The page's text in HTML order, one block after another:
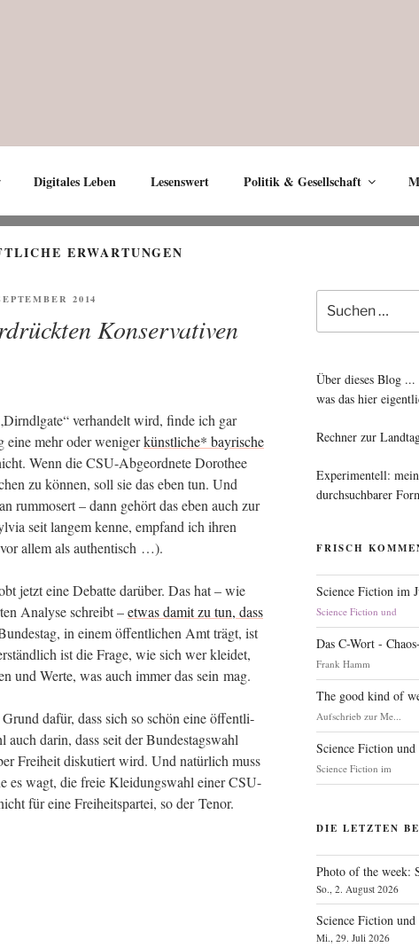
Digitales Leben Lesenswert Politik & Gesellschaft
ERWARTUNGEN
2014
Konservativen
ver­han­delt wird, fin­de ich gar
eine mehr oder weni­gerkünst­li­che* bay­ri­sche
Wenn die CSU-Abge­ord­ne­te Doro­thee
zu kön­nen, soll sie das eben tun. Und
rum­mo­sert – dann gehört das eben auch zur
seit lan­gem ken­ne, emp­fand ich ihren
allem als authentisch …).
jetzt eine Debat­te dar­über. Das hat – wie
Ana­ly­se schreibt –etwas damit zu tun, dass
in einem öffent­li­chen Amt trägt, ist
ist die Fra­ge, wie sich wer klei­det,
und Wer­te, was auch immer das sein mag.
dafür, dass sich so schön eine öffent­li­
dar­in, dass seit der Bun­des­tags­wahl
Frei­heit dis­ku­tiert wird. Und natür­lich muss
es wagt, die freie Klei­dungs­wahl einer CSU-
für eine Frei­heits­par­tei, so der Tenor.
Suche
nach:
Über dieses Blog
was das hier
Rechner zur
Experimentell:
durchsuchbarer
FRISCH
Science Fiction im
Science Fiction und
Das C-Wort -
Frank Hamm
The good kind of
Aufschrieb zur Me...
Science Fiction
Science Fiction im
DIE LETZTEN
Photo of the week:
So., 2. August 2026
Science Fiction
Mi., 29. Juli 2026